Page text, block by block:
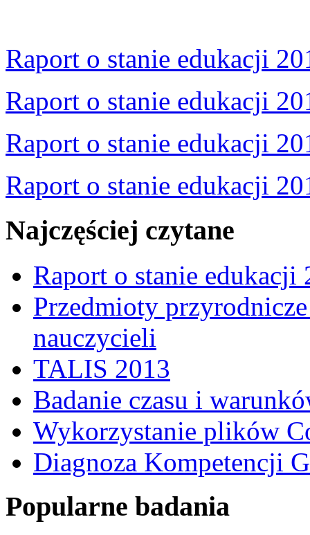
Raport o stanie edukacji
Raport o stanie edukacji
Raport o stanie edukacji
Raport o stanie edukacji
Najczęściej czytane
Raport o stanie edukacji
Przedmioty
nauczycieli
TALIS 2013
Badanie czasu i
Wykorzystanie plików
Diagnoza Kompetencji
Popularne badania